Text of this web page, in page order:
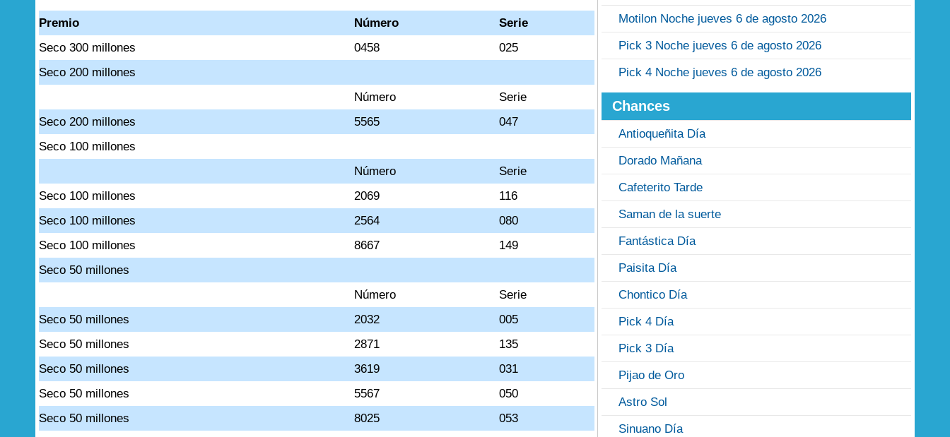
Premio Número
Serie
Seco 300 millones
0458
025
Seco 200 millones
Número
Serie
Seco 200 millones
5565
047
Seco 100 millones
Número
Serie
Seco 100 millones
2069
116
Seco 100 millones
2564
080
Seco 100 millones
8667
149
Seco 50 millones
Número
Serie
Seco 50 millones
2032
005
Seco 50 millones
2871
135
Seco 50 millones
3619
031
Seco 50 millones
5567
050
Seco 50 millones
8025
053
Motilon Noche jueves 6 de agosto 2026
Pick 3 Noche jueves 6 de agosto 2026
Pick 4 Noche jueves 6 de agosto 2026
Chances
Antioqueñita Día
Dorado Mañana
Cafeterito Tarde
Saman de la suerte
Fantástica Día
Paisita Día
Chontico Día
Pick 4 Día
Pick 3 Día
Pijao de Oro
Astro Sol
Sinuano Día